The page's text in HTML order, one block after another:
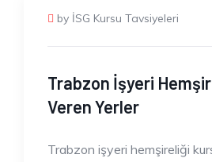
by İSG Kursu Tavsiyeleri
Trabzon İşyeri
Veren Yerler
Trabzon işyeri hemşireliği